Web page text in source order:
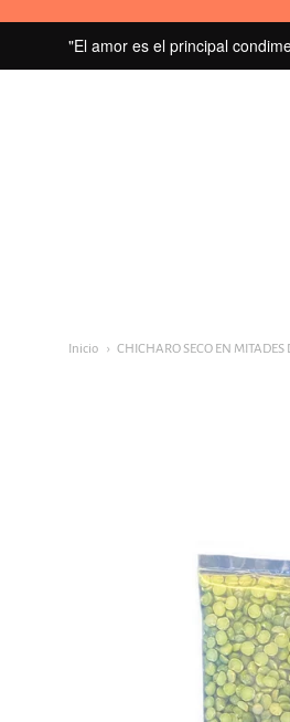
"El amor es el principal
Menú
Inicio CHICHARO SECO EN MITADES